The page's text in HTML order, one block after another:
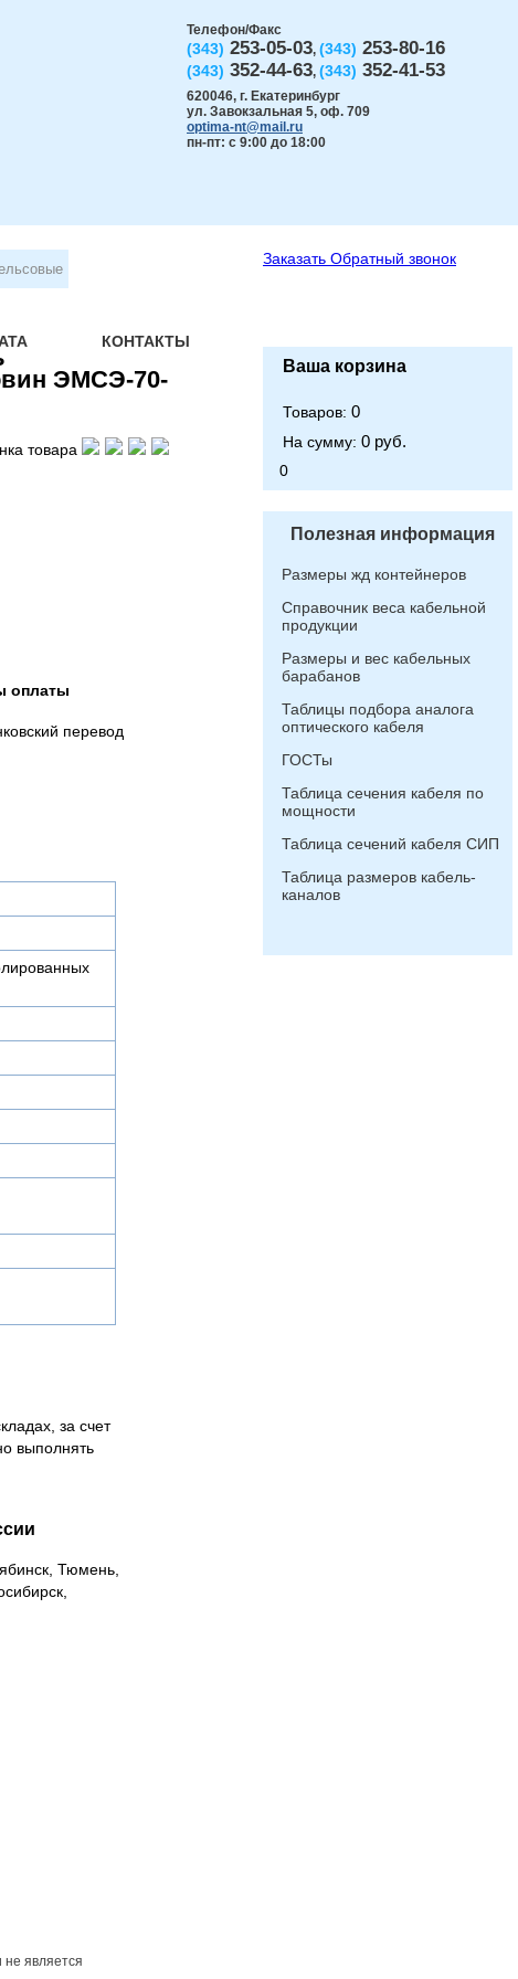
Телефон/Факс
(343) 253-05-03, (343) 253-80-16
(343) 352-44-63, (343) 352-41-53
620046, г. Екатеринбург
ул. Завокзальная 5, оф. 709
optima-nt@mail.ru
пн-пт: с 9:00 до 18:00
КОНТАКТЫ
ЭМСЭ-70-
товара
оплаты
перевод
за счет
выполнять
Тюмень,
Заказать Обратный звонок
Ваша корзина
Товаров: 0
На сумму: 0 руб.
0
Полезная информация
Размеры жд контейнеров
Справочник веса кабельной
продукции
Размеры и вес кабельных
барабанов
Таблицы подбора аналога
оптического кабеля
ГОСТы
Таблица сечения кабеля по
мощности
Таблица сечений кабеля СИП
Таблица размеров кабель-
каналов
является